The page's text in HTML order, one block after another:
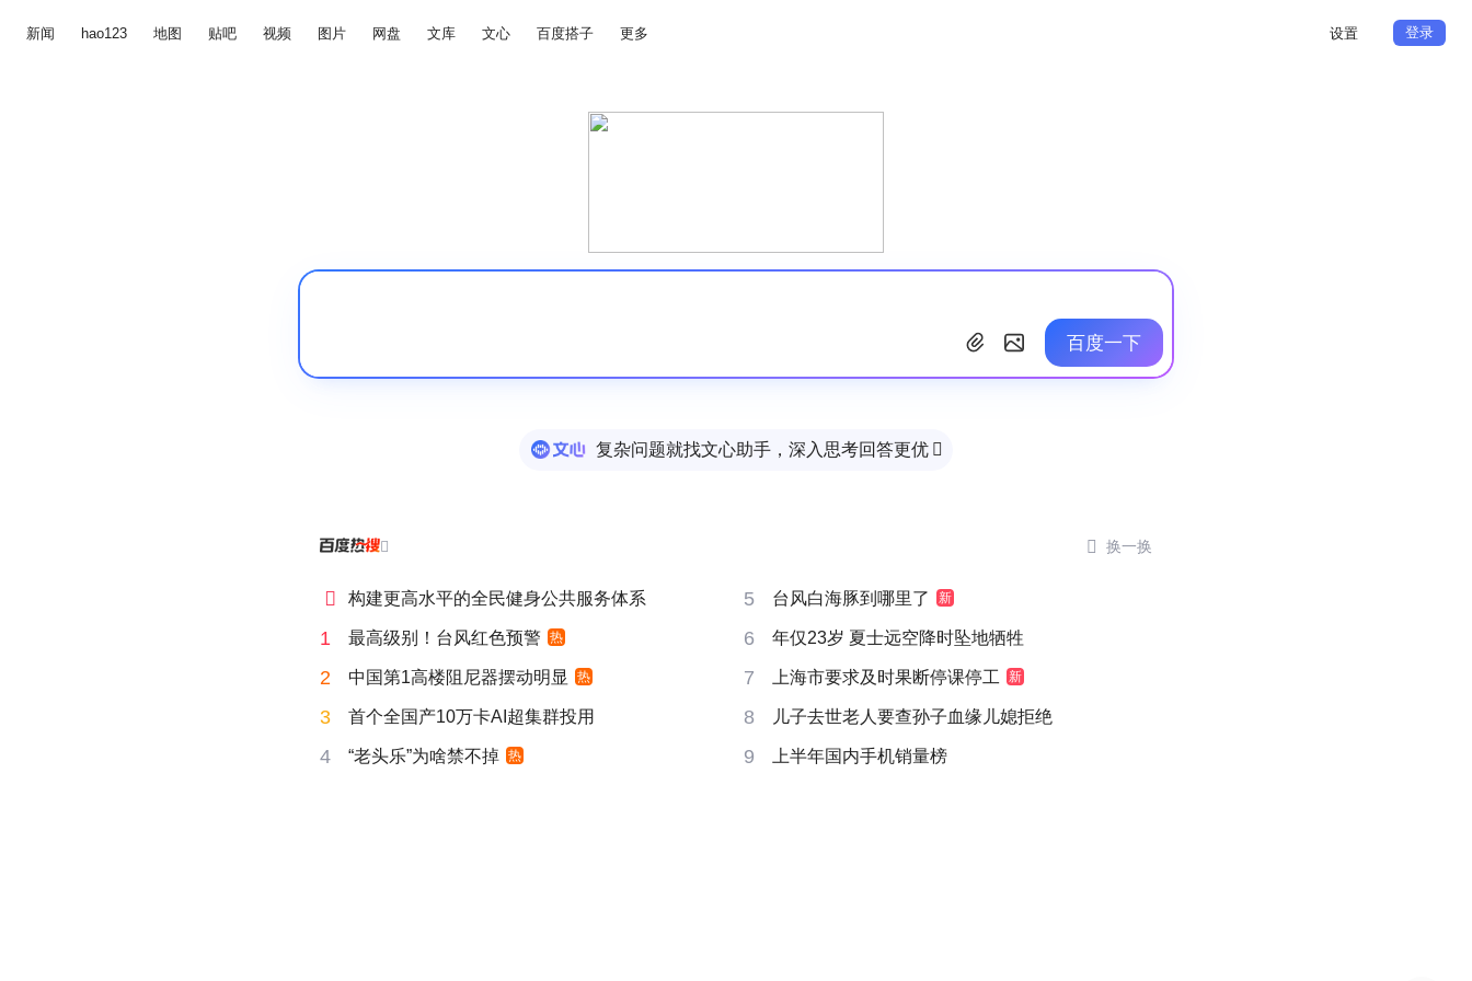
新闻 hao123 地图 贴吧 视频 图片 网盘 文库 文心 百度搭子 更多 设置 登录
百度一下
复杂问题就找文心助手，深入思考回答更优 
  换一换
 构建更高水平的全民健身公共服务体系 5 台风白海豚到哪里了 新
1 最高级别！台风红色预警 热 6 年仅23岁 夏士远空降时坠地牺牲
2 中国第1高楼阻尼器摆动明显 热 7 上海市要求及时果断停课停工 新
3 首个全国产10万卡AI超集群投用 8 儿子去世老人要查孙子血缘儿媳拒绝
4 “老头乐”为啥禁不掉 热 9 上半年国内手机销量榜